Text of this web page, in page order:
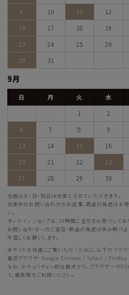
9
10 11 12
16
17 18 19
23
24 25 26
30
31
9月
日 月 火 水
1
2
6
7 8 9
13
14 15 16
20
21 22 23
27
28 29 30
当店は土・日・祝日は休業とさせていただきます。
休業中のお問い合わせのお返事、商品の発送はお
い。
オンラインショップは、24時間ご注文をお受けしてお
お問い合わせへのご返答・商品の発送は休み明け
卒宜しくお願いします。
本サイトを快適にご覧いただくために、以下のブラ
推奨ブラウザ：Google Chrome / Safari / Firefox
なお、セキュリティー的な観点から、ブラウザーや
て、最新版をご利用ください。